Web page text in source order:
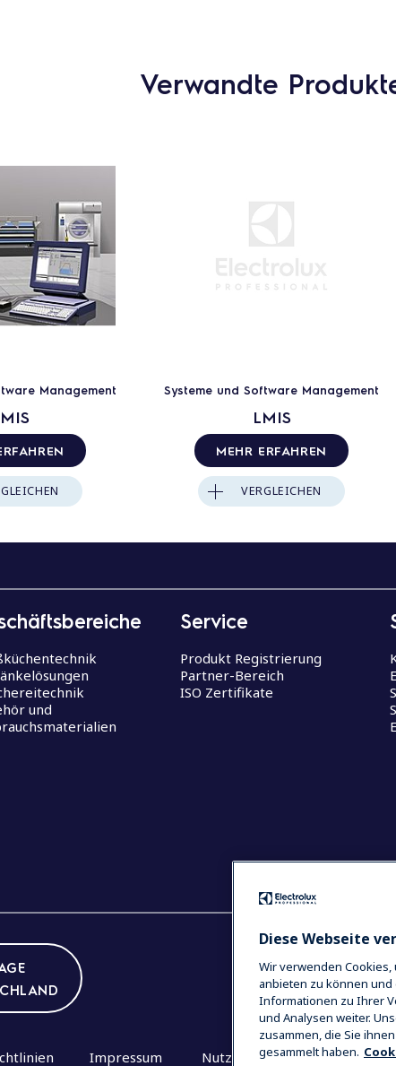
Verwandte
Management Systeme und Software Management
LMIS
MEHR ERFAHREN
VERGLEICHEN
und
Service
Produkt Registrierung
Partner-Bereich
ISO Zertifikate
Impressum Nutzungsbedingungen
Diese Webseite
Wir verwenden
anbieten zu können
Informationen zu Ihrer
und Analysen weiter.
zusammen, die Sie
gesammelt haben.